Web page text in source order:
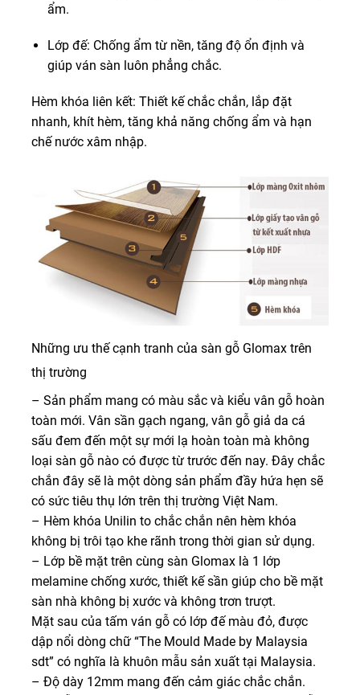
ẩm.
Lớp đế: Chống ẩm từ nền, tăng độ ổn định và
giúp ván sàn luôn phẳng chắc.
Hèm khóa liên kết: Thiết kế chắc chắn, lắp đặt
nhanh, khít hèm, tăng khả năng chống ẩm và hạn
chế nước xâm nhập.
Những ưu thế cạnh tranh của sàn gỗ Glomax trên
thị trường
– Sản phẩm mang có màu sắc và kiểu vân gỗ hoàn
toàn mới. Vân sần gạch ngang, vân gỗ giả da cá
sấu đem đến một sự mới lạ hoàn toàn mà không
loại sàn gỗ nào có được từ trước đến nay. Đây chắc
chắn đây sẽ là một dòng sản phẩm đầy hứa hẹn sẽ
có sức tiêu thụ lớn trên thị trường Việt Nam.
– Hèm khóa Unilin to chắc chắn nên hèm khóa
không bị trôi tạo khe rãnh trong thời gian sử dụng.
– Lớp bề mặt trên cùng sàn Glomax là 1 lớp
melamine chống xước, thiết kế sần giúp cho bề mặt
sàn nhà không bị xước và không trơn trượt.
Mặt sau của tấm ván gỗ có lớp đế màu đỏ, được
dập nổi dòng chữ “The Mould Made by Malaysia
sdt” có nghĩa là khuôn mẫu sản xuất tại Malaysia.
– Độ dày 12mm mang đến cảm giác chắc chắn.